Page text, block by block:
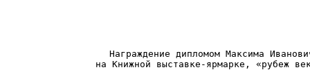
Награждение дипломом Максима
на Книжной выставке-ярмарке, «рубеж